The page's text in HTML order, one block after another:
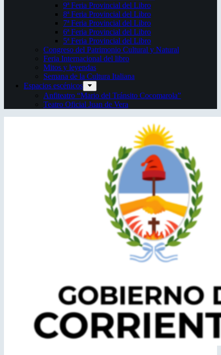
9ª Feria Provincial del Libro
8ª Feria Provincial del Libro
7ª Feria Provincial del Libro
6ª Feria Provincial del Libro
5ª Feria Provincial del Libro
Congreso del Patrimonio Cultural y Natural
Feria Internacional del libro
Mitos y leyendas
Semana de la Cultura Italiana
Espacios escénicos
Anfiteatro “Mario del Tránsito Cocomarola”
Teatro Oficial Juan de Vera